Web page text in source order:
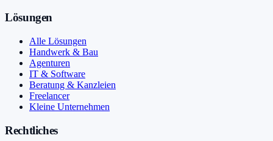
Lösungen
Alle Lösungen
Handwerk & Bau
Agenturen
IT & Software
Beratung & Kanzleien
Freelancer
Kleine Unternehmen
Rechtliches